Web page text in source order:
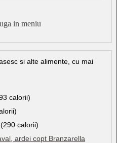
in meniu
si alte alimente, cu mai
calorii)
(290 calorii)
ardei copt Branzarella